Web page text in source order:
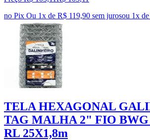
no Pix Ou 1x de R$ 119,90 sem jurosou 1x de
TELA HEXAGONAL
TAG MALHA 2" FIO BWG
RL 25X1,8m